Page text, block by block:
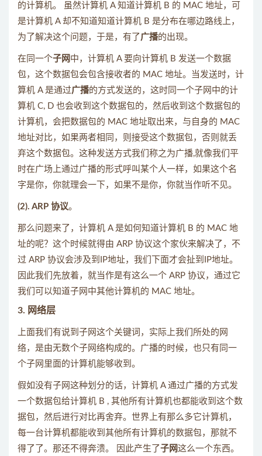
的计算机。 虽然计算机 A 知道计算机 B 的 MAC 地址，可
是计算机 A 却不知道知道计算机 B 是分布在哪边路线上，
为了解决这个问题，于是，有了 广播的出现。
在同一个子网 中，计算机 A 要向计算机 B 发送一个数据
包，这个数据包会包含接收者的 MAC 地址。当发送时，计
算机 A 是通过广播的方式发送的，这时同一个子网中的计
算机 C, D 也会收到这个数据包的，然后收到这个数据包的
计算机，会把数据包的 MAC 地址取出来，与自身的 MAC
地址对比，如果两者相同，则接受这个数据包，否则就丢
弃这个数据包。这种发送方式我们称之为广播,就像我们平
时在广场上通过广播的形式呼叫某个人一样，如果这个名
字是你，你就理会一下，如果不是你，你就当作听不见。
(2). ARP 协议。
那么问题来了，计算机 A 是如何知道计算机 B 的 MAC 地
址的呢？这个时候就得由 ARP 协议这个家伙来解决了，不
过 ARP 协议会涉及到IP地址，我们下面才会扯到IP地址。
因此我们先放着，就当作是有这么一个 ARP 协议，通过它
我们可以知道子网中其他计算机的 MAC 地址。
3. 网络层
上面我们有说到子网这个关键词，实际上我们所处的网
络，是由无数个子网络构成的。广播的时候，也只有同一
个子网里面的计算机能够收到。
假如没有子网这种划分的话，计算机 A 通过广播的方式发
一个数据包给计算机 B , 其他所有计算机也都能收到这个数
据包，然后进行对比再舍弃。世界上有那么多它计算机，
每一台计算机都能收到其他所有计算机的数据包，那就不
得了了。那还不得奔溃。 因此产生了子网这么一个东西。